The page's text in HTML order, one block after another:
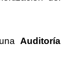
Auditoría